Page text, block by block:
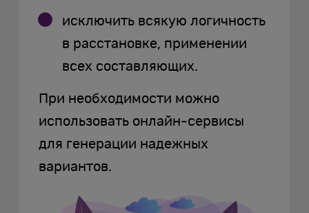
исключить всякую логичность
в расстановке, применении
всех составляющих.
При необходимости можно
использовать онлайн-сервисы
для генерации надежных
вариантов.